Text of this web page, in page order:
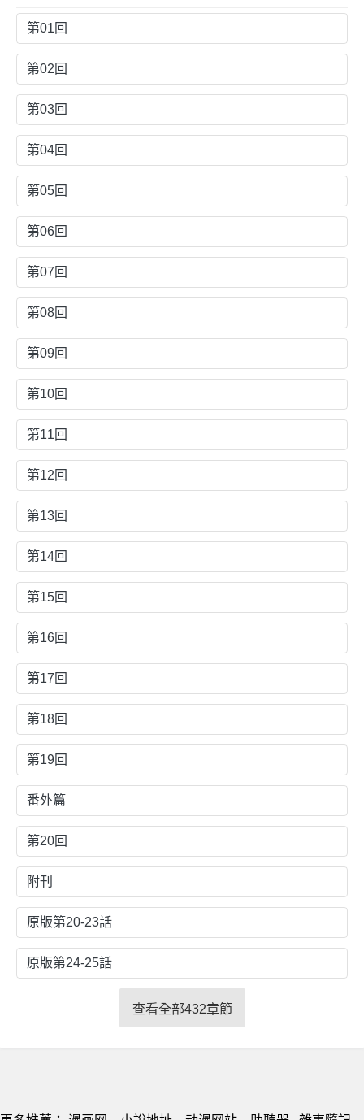
第01回
第02回
第03回
第04回
第05回
第06回
第07回
第08回
第09回
第10回
第11回
第12回
第13回
第14回
第15回
第16回
第17回
第18回
第19回
番外篇
第20回
附刊
原版第20-23話
原版第24-25話
查看全部432章節